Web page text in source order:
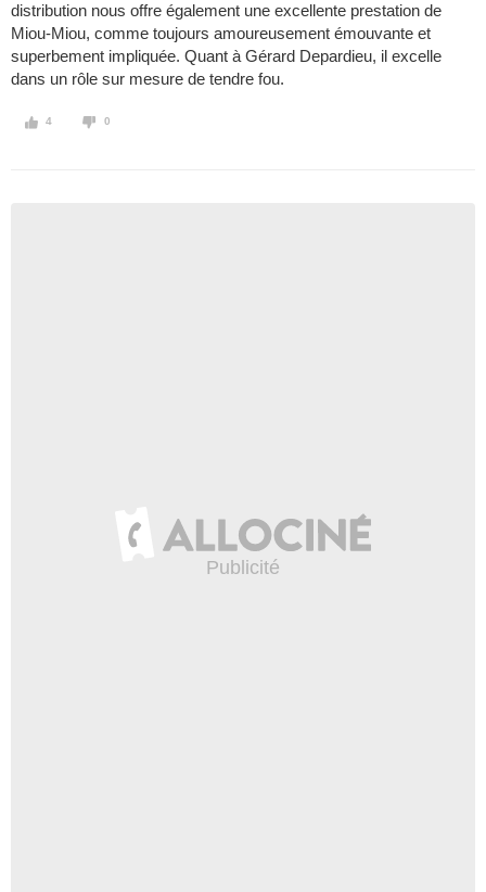
distribution nous offre également une excellente prestation de
Miou-Miou, comme toujours amoureusement émouvante et
superbement impliquée. Quant à Gérard Depardieu, il excelle
dans un rôle sur mesure de tendre fou.
4 0